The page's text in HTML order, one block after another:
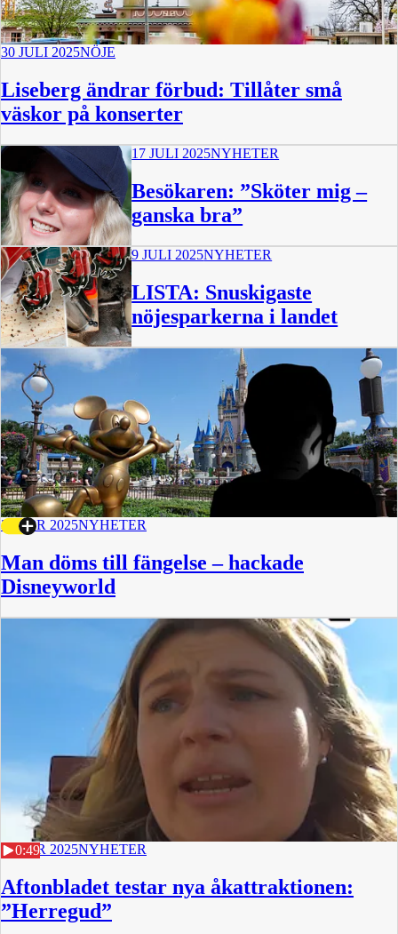
30 JULI 2025NÖJE
Liseberg ändrar förbud: Tillåter små
väskor på konserter
0:57
17 JULI 2025NYHETER
Besökaren: ”Sköter mig –
ganska bra”
9 JULI 2025NYHETER
LISTA: Snuskigaste
nöjesparkerna i landet
30 APR 2025NYHETER
Man döms till fängelse – hackade
Disneyworld
0:49
25 APR 2025NYHETER
Aftonbladet testar nya åkattraktionen:
”Herregud”